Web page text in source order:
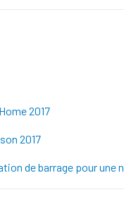
2017
2017
de barrage pour une